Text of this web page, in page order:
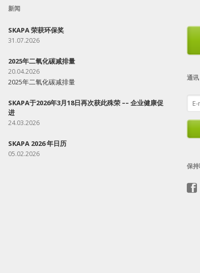
新闻
SKAPA 荣获环保奖
31.07.2026
2025年二氧化碳减排量
20.04.2026
2025年二氧化碳减排量
SKAPA于2026年3月18日再次获此殊荣 –– 企业健康促
进
24.03.2026
SKAPA 2026 年日历
05.02.2026
通讯
E-
mail
保